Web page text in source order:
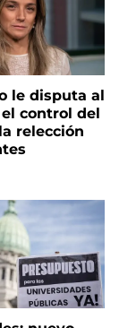
le disputa al
control del
relección